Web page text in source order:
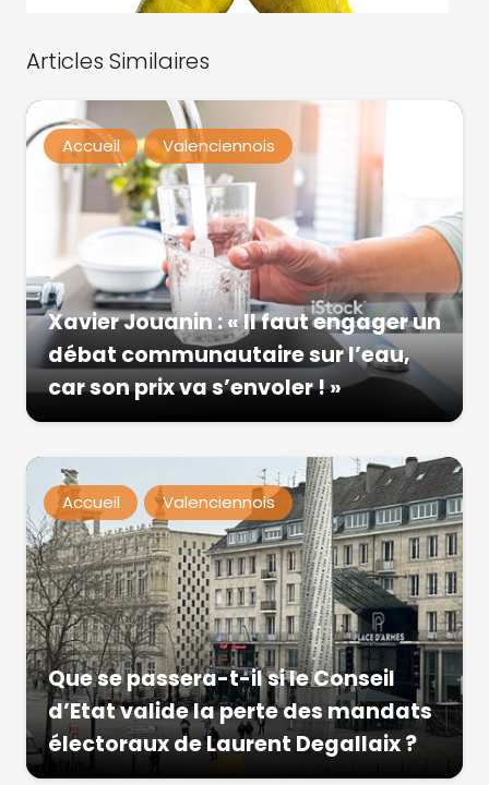
Articles Similaires
Accueil Valenciennois
Xavier Jouanin : « Il faut engager un
débat communautaire sur l’eau,
car son prix va s’envoler ! »
Accueil Valenciennois
Que se passera-t-il si le Conseil
d’Etat valide la perte des mandats
électoraux de Laurent Degallaix ?